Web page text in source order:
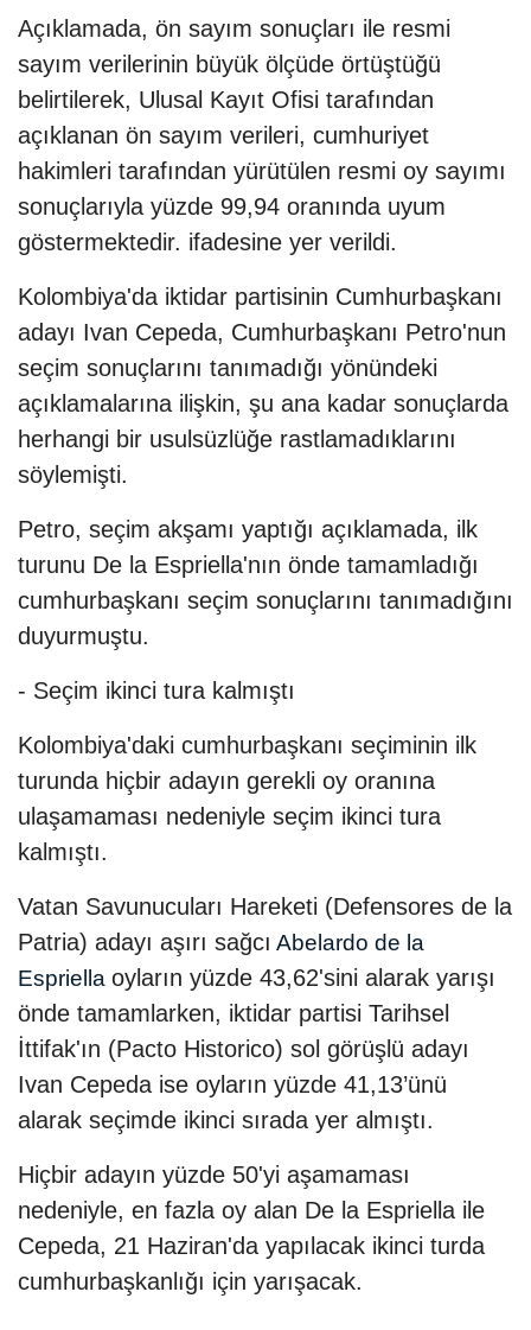
Açıklamada, ön sayım sonuçları ile resmi
sayım verilerinin büyük ölçüde örtüştüğü
belirtilerek, Ulusal Kayıt Ofisi tarafından
açıklanan ön sayım verileri, cumhuriyet
hakimleri tarafından yürütülen resmi oy sayımı
sonuçlarıyla yüzde 99,94 oranında uyum
göstermektedir. ifadesine yer verildi.
Kolombiya'da iktidar partisinin Cumhurbaşkanı
adayı Ivan Cepeda, Cumhurbaşkanı Petro'nun
seçim sonuçlarını tanımadığı yönündeki
açıklamalarına ilişkin, şu ana kadar sonuçlarda
herhangi bir usulsüzlüğe rastlamadıklarını
söylemişti.
Petro, seçim akşamı yaptığı açıklamada, ilk
turunu De la Espriella'nın önde tamamladığı
cumhurbaşkanı seçim sonuçlarını tanımadığını
duyurmuştu.
- Seçim ikinci tura kalmıştı
Kolombiya'daki cumhurbaşkanı seçiminin ilk
turunda hiçbir adayın gerekli oy oranına
ulaşamaması nedeniyle seçim ikinci tura
kalmıştı.
Vatan Savunucuları Hareketi (Defensores de la
Patria) adayı aşırı sağcı Abelardo de la
Espriella oyların yüzde 43,62'sini alarak yarışı
önde tamamlarken, iktidar partisi Tarihsel
İttifak'ın (Pacto Historico) sol görüşlü adayı
Ivan Cepeda ise oyların yüzde 41,13’ünü
alarak seçimde ikinci sırada yer almıştı.
Hiçbir adayın yüzde 50'yi aşamaması
nedeniyle, en fazla oy alan De la Espriella ile
Cepeda, 21 Haziran'da yapılacak ikinci turda
cumhurbaşkanlığı için yarışacak.